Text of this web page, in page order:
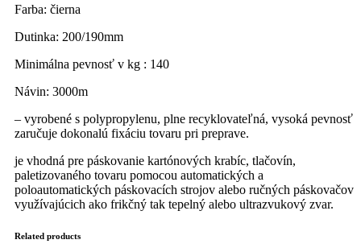
Farba: čierna
Dutinka: 200/190mm
Minimálna pevnosť v kg : 140
Návin: 3000m
– vyrobené s polypropylenu, plne recyklovateľná, vysoká pevnosť
zaručuje dokonalú fixáciu tovaru pri preprave.
je vhodná pre páskovanie kartónových krabíc, tlačovín,
paletizovaného tovaru pomocou automatických a
poloautomatických páskovacích strojov alebo ručných páskovačov
využívajúcich ako frikčný tak tepelný alebo ultrazvukový zvar.
Related products